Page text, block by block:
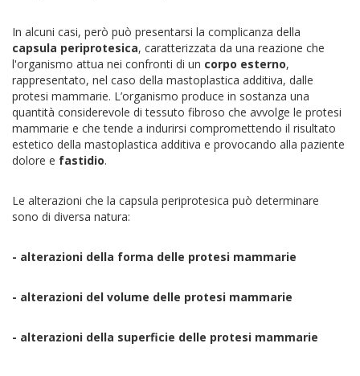
In alcuni casi, però può presentarsi la complicanza della
capsula periprotesica, caratterizzata da una reazione che
l'organismo attua nei confronti di un corpo esterno,
rappresentato, nel caso della mastoplastica additiva, dalle
protesi mammarie. L’organismo produce in sostanza una
quantità considerevole di tessuto fibroso che avvolge le protesi
mammarie e che tende a indurirsi compromettendo il risultato
estetico della mastoplastica additiva e provocando alla paziente
dolore e fastidio.
Le alterazioni che la capsula periprotesica può determinare
sono di diversa natura:
- alterazioni della forma delle protesi mammarie
- alterazioni del volume delle protesi mammarie
- alterazioni della superficie delle protesi mammarie